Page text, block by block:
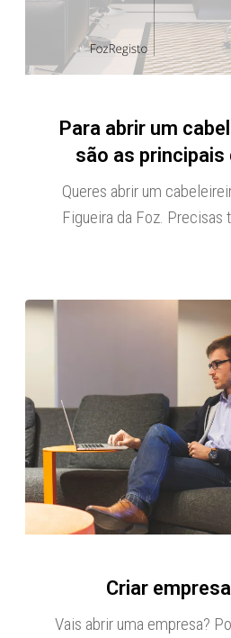
Para abrir um
são as principais
Queres abrir um
Figueira da Foz.
Criar
Vais abrir uma empresa?